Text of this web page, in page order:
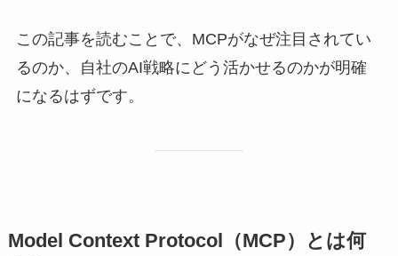
この記事を読むことで、MCPがなぜ注目されてい
るのか、自社のAI戦略にどう活かせるのかが明確
になるはずです。
Model Context Protocol（MCP）とは何